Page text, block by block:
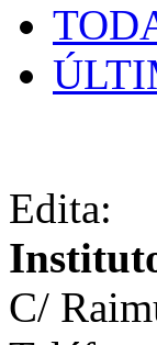
Edita:
C/